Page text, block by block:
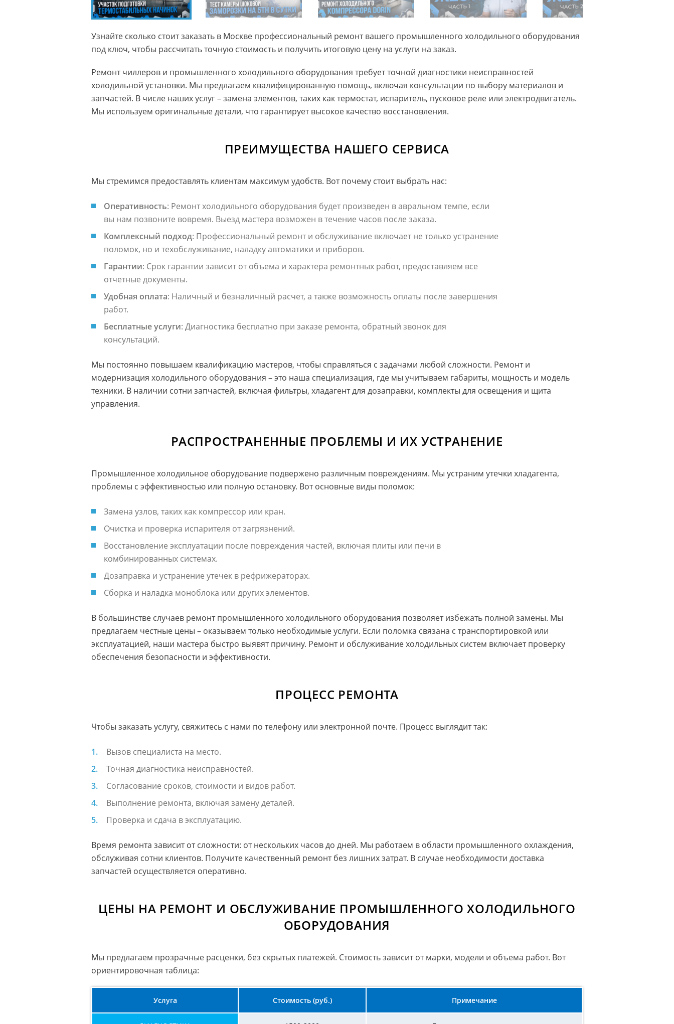
Узнайте сколько стоит заказать в Москве профессиональный ремонт вашего промышленного холодильного оборудования
под ключ, чтобы рассчитать точную стоимость и получить итоговую цену на услуги на заказ.
Ремонт чиллеров и промышленного холодильного оборудования требует точной диагностики неисправностей
холодильной установки. Мы предлагаем квалифицированную помощь, включая консультации по выбору материалов и
запчастей. В числе наших услуг – замена элементов, таких как термостат, испаритель, пусковое реле или электродвигатель.
Мы используем оригинальные детали, что гарантирует высокое качество восстановления.
ПРЕИМУЩЕСТВА НАШЕГО СЕРВИСА
Мы стремимся предоставлять клиентам максимум удобств. Вот почему стоит выбрать нас:
Оперативность: Ремонт холодильного оборудования будет произведен в авральном темпе, если
вы нам позвоните вовремя. Выезд мастера возможен в течение часов после заказа.
Комплексный подход: Профессиональный ремонт и обслуживание включает не только устранение
поломок, но и техобслуживание, наладку автоматики и приборов.
Гарантии: Срок гарантии зависит от объема и характера ремонтных работ, предоставляем все
отчетные документы.
Удобная оплата: Наличный и безналичный расчет, а также возможность оплаты после завершения
работ.
Бесплатные услуги: Диагностика бесплатно при заказе ремонта, обратный звонок для
консультаций.
Мы постоянно повышаем квалификацию мастеров, чтобы справляться с задачами любой сложности. Ремонт и
модернизация холодильного оборудования – это наша специализация, где мы учитываем габариты, мощность и модель
техники. В наличии сотни запчастей, включая фильтры, хладагент для дозаправки, комплекты для освещения и щита
управления.
РАСПРОСТРАНЕННЫЕ ПРОБЛЕМЫ И ИХ УСТРАНЕНИЕ
Промышленное холодильное оборудование подвержено различным повреждениям. Мы устраним утечки хладагента,
проблемы с эффективностью или полную остановку. Вот основные виды поломок:
Замена узлов, таких как компрессор или кран.
Очистка и проверка испарителя от загрязнений.
Восстановление эксплуатации после повреждения частей, включая плиты или печи в
комбинированных системах.
Дозаправка и устранение утечек в рефрижераторах.
Сборка и наладка моноблока или других элементов.
В большинстве случаев ремонт промышленного холодильного оборудования позволяет избежать полной замены. Мы
предлагаем честные цены – оказываем только необходимые услуги. Если поломка связана с транспортировкой или
эксплуатацией, наши мастера быстро выявят причину. Ремонт и обслуживание холодильных систем включает проверку
обеспечения безопасности и эффективности.
ПРОЦЕСС РЕМОНТА
Чтобы заказать услугу, свяжитесь с нами по телефону или электронной почте. Процесс выглядит так:
Вызов специалиста на место.
Точная диагностика неисправностей.
Согласование сроков, стоимости и видов работ.
Выполнение ремонта, включая замену деталей.
Проверка и сдача в эксплуатацию.
Время ремонта зависит от сложности: от нескольких часов до дней. Мы работаем в области промышленного охлаждения,
обслуживая сотни клиентов. Получите качественный ремонт без лишних затрат. В случае необходимости доставка
запчастей осуществляется оперативно.
ЦЕНЫ НА РЕМОНТ И ОБСЛУЖИВАНИЕ ПРОМЫШЛЕННОГО ХОЛОДИЛЬНОГО
ОБОРУДОВАНИЯ
Мы предлагаем прозрачные расценки, без скрытых платежей. Стоимость зависит от марки, модели и объема работ. Вот
ориентировочная таблица:
Услуга Стоимость (руб.) Примечание